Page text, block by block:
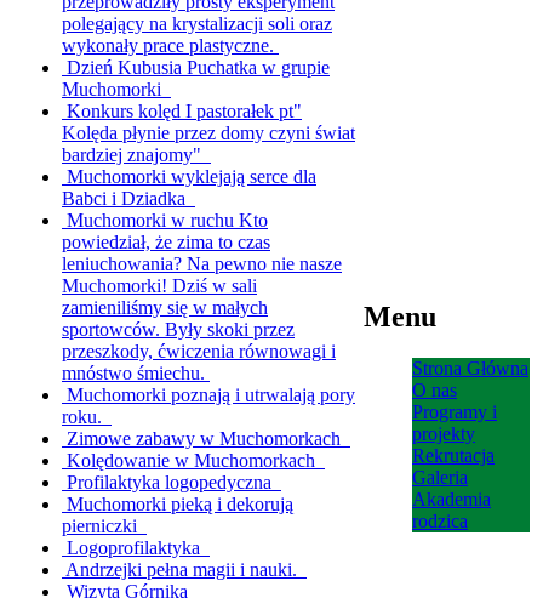
polegający na krystalizacji soli oraz
wykonały prace plastyczne.
Dzień Kubusia Puchatka w grupie
Muchomorki
Konkurs kolęd I pastorałek pt"
Kolęda płynie przez domy czyni świat
bardziej znajomy"
Muchomorki wyklejają serce dla
Babci i Dziadka
Muchomorki w ruchu Kto
powiedział, że zima to czas
leniuchowania? Na pewno nie nasze
Muchomorki! Dziś w sali
zamieniliśmy się w małych
sportowców. Były skoki przez
przeszkody, ćwiczenia równowagi i
mnóstwo śmiechu.
Muchomorki poznają i utrwalają pory
roku.
Zimowe zabawy w Muchomorkach
Kolędowanie w Muchomorkach
Profilaktyka logopedyczna
Muchomorki pieką i dekorują
pierniczki
Logoprofilaktyka
Andrzejki pełna magii i nauki.
Wizyta Górnika
Menu
Strona Główna
O nas
Programy i
projekty
Rekrutacja
Galeria
Akademia
rodzica